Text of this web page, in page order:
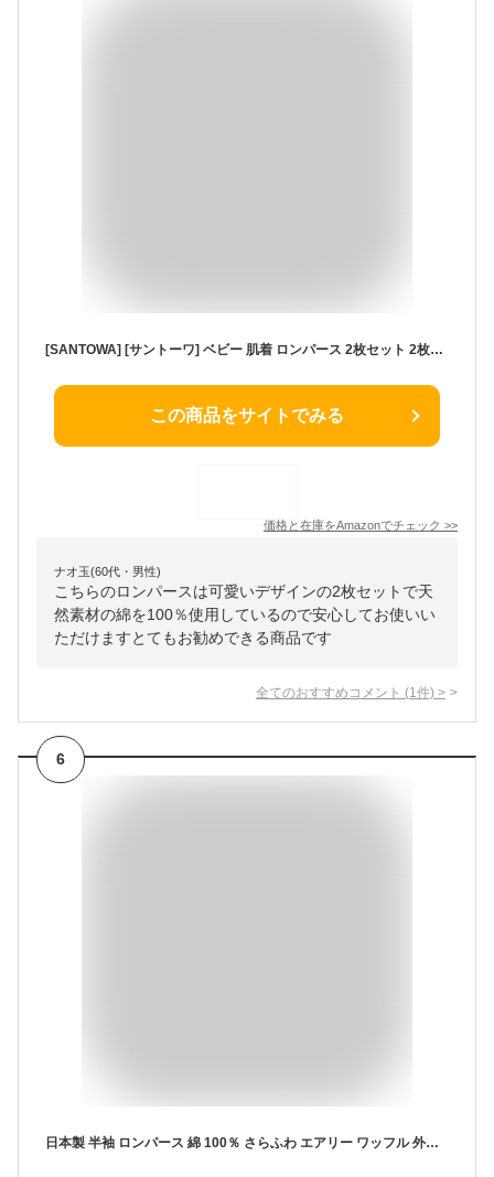
[SANTOWA] [サントーワ] ベビー 肌着 ロンパース 2枚セット 2枚組 フライス 抗菌防臭 半袖 前開き アンダーウェア 子供 総柄 プリント ワンポイント 天然素材 綿100％ コットン オールシーズン 子供服 90cm A
この商品をサイトでみる
価格と在庫をAmazonでチェック >>
ナオ玉(60代・男性)
こちらのロンパースは可愛いデザインの2枚セットで天
然素材の綿を100％使用しているので安心してお使いい
ただけますとてもお勧めできる商品です
全てのおすすめコメント (1 件) >
6
日本製 半袖 ロンパース 綿 100％ さらふわ エアリー ワッフル 外縫い仕様 ふんわりドット柄 ピンク ブルー クリーム 70cm 80cm 90cm 春 夏 秋 ベビー キッズ 男の子 女の子 プーポ PUPO【メール便OK(03)】